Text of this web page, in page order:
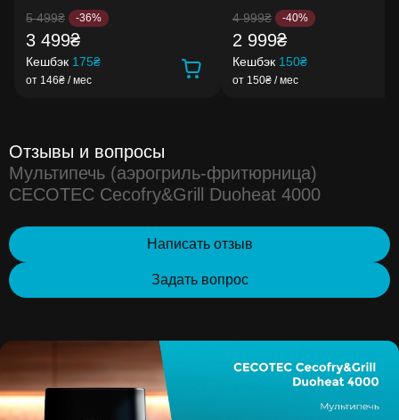
5 499₴ -36%
3 499₴
Кешбэк 175₴
от 146₴ / мес
4 999₴ -40%
2 999₴
Кешбэк 150₴
от 150₴ / мес
Отзывы и вопросы
Мультипечь (аэрогриль-фритюрница)
CECOTEC Cecofry&Grill Duoheat 4000
Написать отзыв
Задать вопрос